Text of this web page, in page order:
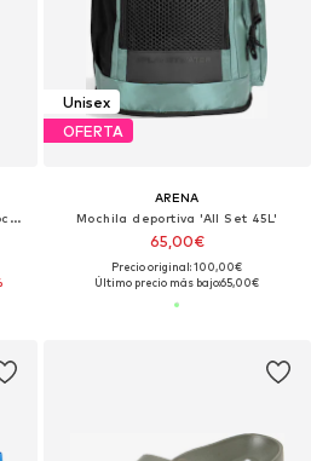
Push-up Bañador de natación 'Coccaro'
Unisex
OFERTA
ARENA
Mochila deportiva 'All Set 45L'
65,00€
Precio original: 100,00€
Último precio más bajo:65,00€